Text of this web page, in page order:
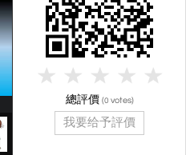
總評價 (0 votes)
我要给予評價